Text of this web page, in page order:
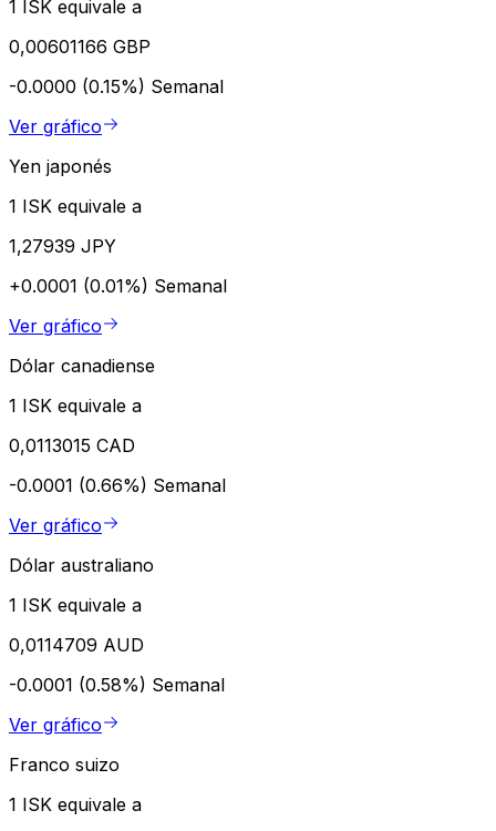
1 ISK equivale a
0,00601166 GBP
-0.0000 (0.15%) Semanal
Ver gráfico
Yen japonés
1 ISK equivale a
1,27939 JPY
+0.0001 (0.01%) Semanal
Ver gráfico
Dólar canadiense
1 ISK equivale a
0,0113015 CAD
-0.0001 (0.66%) Semanal
Ver gráfico
Dólar australiano
1 ISK equivale a
0,0114709 AUD
-0.0001 (0.58%) Semanal
Ver gráfico
Franco suizo
1 ISK equivale a